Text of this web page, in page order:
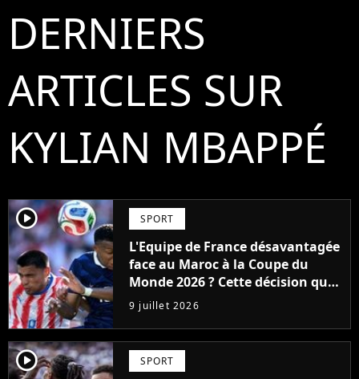
DERNIERS
ARTICLES SUR
KYLIAN MBAPPÉ
player2 SPORT
L'Equipe de France désavantagée
face au Maroc à la Coupe du
Monde 2026 ? Cette décision qui
laisse craindre le pire, "Il y a une
certaine amertume"
9 juillet 2026
player2 SPORT